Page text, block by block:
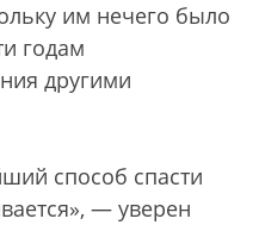
им нечего было
годам
другими
способ спасти
— уверен